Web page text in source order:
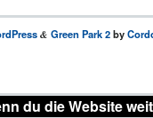
& Green Park 2by
du die Website